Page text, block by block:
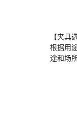
【夹具
根据用
途和场